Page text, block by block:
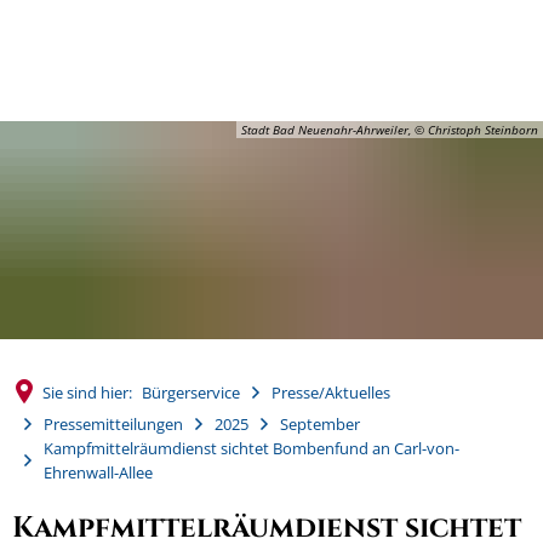
Stadt Bad Neuenahr-Ahrweiler, © Christoph Steinborn
Sie sind hier: Bürgerservice
Presse/Aktuelles
Pressemitteilungen
2025
September
Kampfmittelräumdienst sichtet Bombenfund an Carl-von-
Ehrenwall-Allee
Kampfmittelräumdienst sichtet